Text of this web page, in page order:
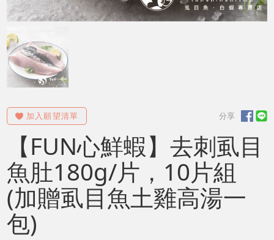
【FUN心鮮蝦】去刺虱目
魚肚180g/片，10片組
(加贈虱目魚土雞高湯一
包)